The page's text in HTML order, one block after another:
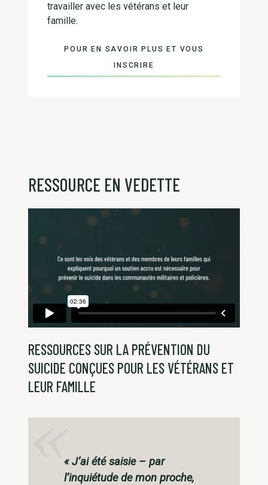
travailler avec les vétérans et leur
famille.
POUR EN SAVOIR PLUS ET VOUS
INSCRIRE
RESSOURCE EN VEDETTE
RESSOURCES SUR LA PRÉVENTION DU
SUICIDE CONÇUES POUR LES VÉTÉRANS ET
LEUR FAMILLE
«J’ai été saisie – par
l’inquiétude de mon proche,